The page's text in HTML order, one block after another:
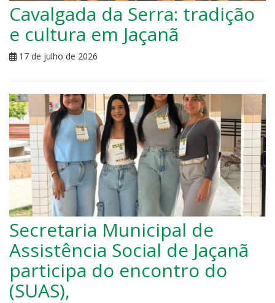
Cavalgada da Serra: tradição
e cultura em Jaçanã
17 de julho de 2026
Secretaria Municipal de
Assistência Social de Jaçanã
participa do encontro do
(SUAS),